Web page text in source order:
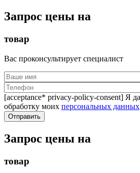
Запрос цены на
товар
Вас проконсультирует специалист
[acceptance* privacy-policy-consent] Я
обработку моих персональных данных
Запрос цены на
товар